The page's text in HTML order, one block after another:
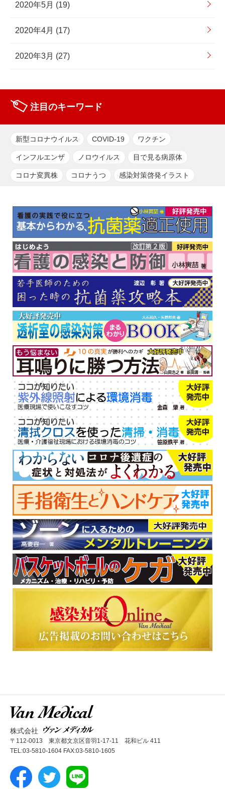
2020年5月 (19)
2020年4月 (17)
2020年3月 (27)
注目のキーワード
新型コロナウイルス COVID-19 ワクチン
インフルエンザ ノロウイルス 目で見る病原体
コロナ変異株 コロナうつ 感染対策啓発イラスト
株式会社
〒112-0013 東京都文京区音羽1-17-11 花和ビル 411
TEL:03-5810-1604 FAX:03-5810-1605